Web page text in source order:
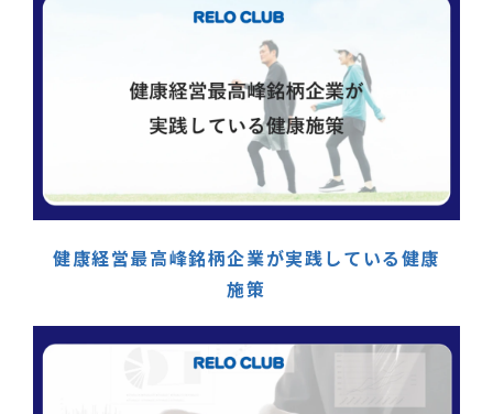
健康経営最高峰銘柄企業が実践している健康
施策